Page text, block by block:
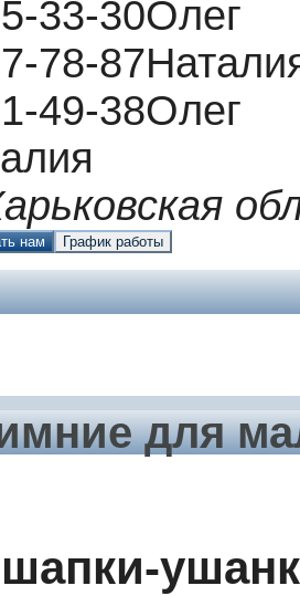
33-30Олег
78-87
49-38Олег
нам График работы
для